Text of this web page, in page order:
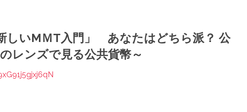
しいMＭT入門」 あなたはどちら派？ 公
レンズで見る公共貨幣～